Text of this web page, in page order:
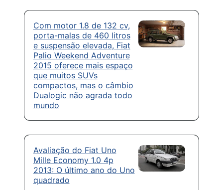
Com motor 1.8 de 132 cv,
porta-malas de 460 litros
e suspensão elevada, Fiat
Palio Weekend Adventure
2015 oferece mais espaço
que muitos SUVs
compactos, mas o câmbio
Dualogic não agrada todo
mundo
Avaliação do Fiat Uno
Mille Economy 1.0 4p
2013: O último ano do Uno
quadrado